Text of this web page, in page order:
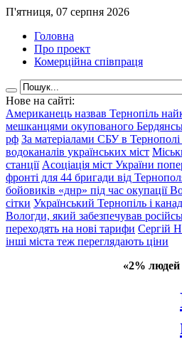
П'ятниця, 07 серпня 2026
Головна
Про проект
Комерційна співпраця
Нове на сайті:
Американець назвав Тернопіль
мешканцями окупованого
рф За матеріалами СБУ в
водоканалів українських міст
станції Асоціація міст України
фронті для 44 бригади від
бойовиків «днр» під час окупації
сітки Український Тернопіль і
Вологди, який забезпечував
переходять на нові тарифи Сергій
інші міста теж переглядають ціни
«2%